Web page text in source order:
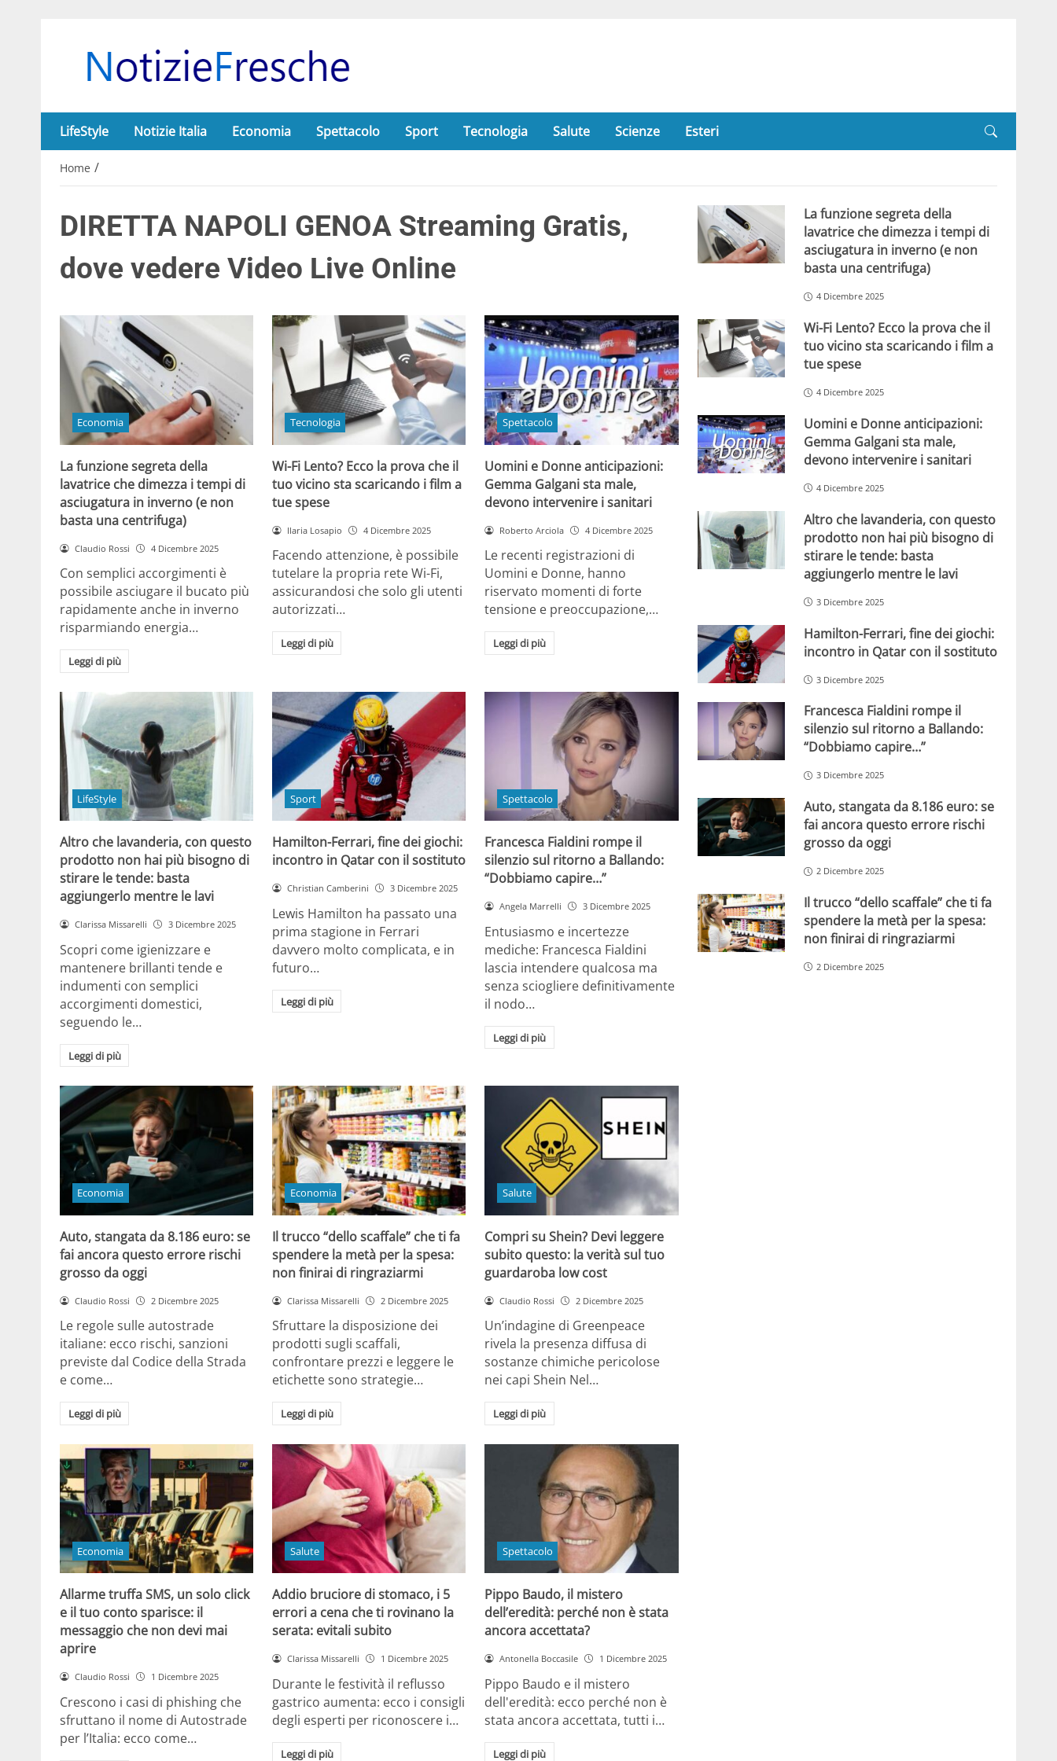
LifeStyle Notizie Italia Economia Spettacolo Sport Tecnologia Salute Scienze Esteri
Home /
DIRETTA NAPOLI GENOA Streaming Gratis,
dove vedere Video Live Online
Economia
La funzione segreta della
lavatrice che dimezza i tempi di
asciugatura in inverno (e non
basta una centrifuga)
Claudio Rossi 4 Dicembre 2025
Con semplici accorgimenti è
possibile asciugare il bucato più
rapidamente anche in inverno
risparmiando energia…
Leggi di più
Tecnologia
Wi-Fi Lento? Ecco la prova che il
tuo vicino sta scaricando i film a
tue spese
Ilaria Losapio 4 Dicembre 2025
Facendo attenzione, è possibile
tutelare la propria rete Wi-Fi,
assicurandosi che solo gli utenti
autorizzati…
Leggi di più
Spettacolo
Uomini e Donne anticipazioni:
Gemma Galgani sta male,
devono intervenire i sanitari
Roberto Arciola 4 Dicembre 2025
Le recenti registrazioni di
Uomini e Donne, hanno
riservato momenti di forte
tensione e preoccupazione,…
Leggi di più
LifeStyle
Altro che lavanderia, con questo
prodotto non hai più bisogno di
stirare le tende: basta
aggiungerlo mentre le lavi
Clarissa Missarelli 3 Dicembre 2025
Scopri come igienizzare e
mantenere brillanti tende e
indumenti con semplici
accorgimenti domestici,
seguendo le…
Leggi di più
Sport
Hamilton-Ferrari, fine dei giochi:
incontro in Qatar con il sostituto
Christian Camberini 3 Dicembre 2025
Lewis Hamilton ha passato una
prima stagione in Ferrari
davvero molto complicata, e in
futuro…
Leggi di più
Spettacolo
Francesca Fialdini rompe il
silenzio sul ritorno a Ballando:
“Dobbiamo capire…”
Angela Marrelli 3 Dicembre 2025
Entusiasmo e incertezze
mediche: Francesca Fialdini
lascia intendere qualcosa ma
senza sciogliere definitivamente
il nodo…
Leggi di più
Economia
Auto, stangata da 8.186 euro: se
fai ancora questo errore rischi
grosso da oggi
Claudio Rossi 2 Dicembre 2025
Le regole sulle autostrade
italiane: ecco rischi, sanzioni
previste dal Codice della Strada
e come…
Leggi di più
Economia
Il trucco “dello scaffale” che ti fa
spendere la metà per la spesa:
non finirai di ringraziarmi
Clarissa Missarelli 2 Dicembre 2025
Sfruttare la disposizione dei
prodotti sugli scaffali,
confrontare prezzi e leggere le
etichette sono strategie…
Leggi di più
Salute
Compri su Shein? Devi leggere
subito questo: la verità sul tuo
guardaroba low cost
Claudio Rossi 2 Dicembre 2025
Un’indagine di Greenpeace
rivela la presenza diffusa di
sostanze chimiche pericolose
nei capi Shein Nel…
Leggi di più
Economia
Allarme truffa SMS, un solo click
e il tuo conto sparisce: il
messaggio che non devi mai
aprire
Claudio Rossi 1 Dicembre 2025
Crescono i casi di phishing che
sfruttano il nome di Autostrade
per l’Italia: ecco come…
Salute
Addio bruciore di stomaco, i 5
errori a cena che ti rovinano la
serata: evitali subito
Clarissa Missarelli 1 Dicembre 2025
Durante le festività il reflusso
gastrico aumenta: ecco i consigli
degli esperti per riconoscere i…
Leggi di più
Spettacolo
Pippo Baudo, il mistero
dell’eredità: perché non è stata
ancora accettata?
Antonella Boccasile 1 Dicembre 2025
Pippo Baudo e il mistero
dell'eredità: ecco perché non è
stata ancora accettata, tutti i…
Leggi di più
La funzione segreta della
lavatrice che dimezza i tempi di
asciugatura in inverno (e non
basta una centrifuga)
4 Dicembre 2025
Wi-Fi Lento? Ecco la prova che il
tuo vicino sta scaricando i film a
tue spese
4 Dicembre 2025
Uomini e Donne anticipazioni:
Gemma Galgani sta male,
devono intervenire i sanitari
4 Dicembre 2025
Altro che lavanderia, con questo
prodotto non hai più bisogno di
stirare le tende: basta
aggiungerlo mentre le lavi
3 Dicembre 2025
Hamilton-Ferrari, fine dei giochi:
incontro in Qatar con il sostituto
3 Dicembre 2025
Francesca Fialdini rompe il
silenzio sul ritorno a Ballando:
“Dobbiamo capire…”
3 Dicembre 2025
Auto, stangata da 8.186 euro: se
fai ancora questo errore rischi
grosso da oggi
2 Dicembre 2025
Il trucco “dello scaffale” che ti fa
spendere la metà per la spesa:
non finirai di ringraziarmi
2 Dicembre 2025